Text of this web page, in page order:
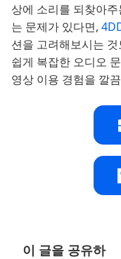
상에 소리를 되찾아
는 문제가 있다면,
션을 고려해보시는
쉽게 복잡한 오디오
영상 이용 경험을 깔
이 글을 공유하